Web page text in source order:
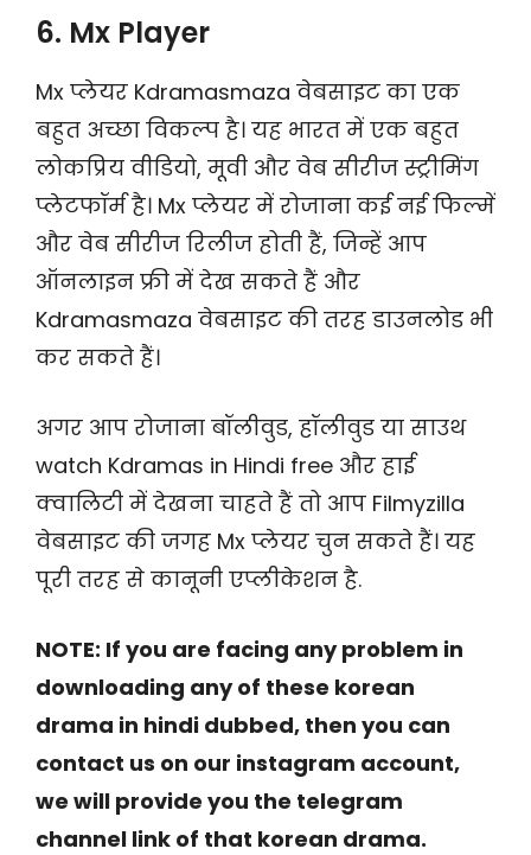
6. Mx Player
Mx प्लेयर Kdramasmaza वेबसाइट का एक
बहुत अच्छा विकल्प है। यह भारत में एक बहुत
लोकप्रिय वीडियो, मूवी और वेब सीरीज स्ट्रीमिंग
प्लेटफॉर्म है। Mx प्लेयर में रोजाना कई नई फिल्में
और वेब सीरीज रिलीज होती हैं, जिन्हें आप
ऑनलाइन फ्री में देख सकते हैं और
Kdramasmaza वेबसाइट की तरह डाउनलोड भी
कर सकते हैं।
अगर आप रोजाना बॉलीवुड, हॉलीवुड या साउथ
watch Kdramas in Hindi free और हाई
क्वालिटी में देखना चाहते हैं तो आप Filmyzilla
वेबसाइट की जगह Mx प्लेयर चुन सकते हैं। यह
पूरी तरह से कानूनी एप्लीकेशन है.
NOTE: If you are facing any problem in
downloading any of these korean
drama in hindi dubbed, then you can
contact us on our instagram account,
we will provide you the telegram
channel link of that korean drama.